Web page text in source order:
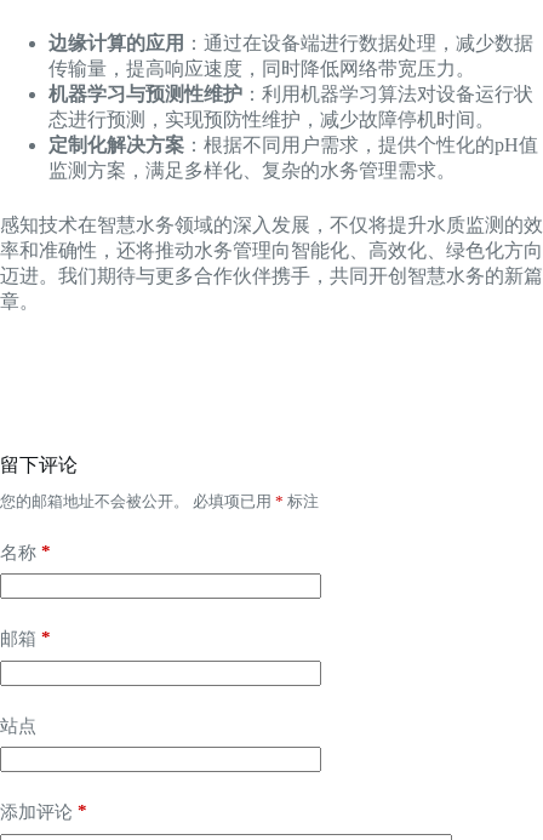
边缘计算的应用 ：通过在设备端进行数据处理，减少数据
传输量，提高响应速度，同时降低网络带宽压力。
机器学习与预测性维护 ：利用机器学习算法对设备运行状
态进行预测，实现预防性维护，减少故障停机时间。
定制化解决方案 ：根据不同用户需求，提供个性化的pH值
监测方案，满足多样化、复杂的水务管理需求。
感知技术在智慧水务领域的深入发展，不仅将提升水质监测的效
率和准确性，还将推动水务管理向智能化、高效化、绿色化方向
迈进。我们期待与更多合作伙伴携手，共同开创智慧水务的新篇
章。
留下评论
您的邮箱地址不会被公开。 必填项已用 * 标注
名称 *
邮箱 *
站点
添加评论 *